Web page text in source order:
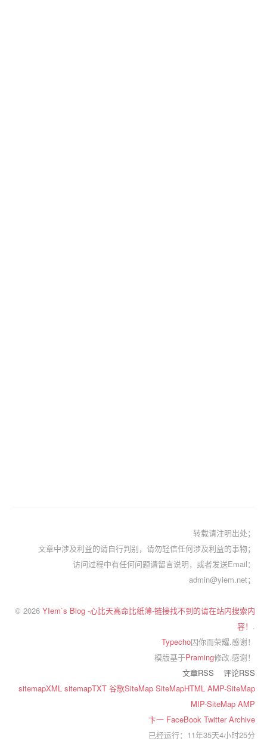
转载请注明出处；
文章中涉及利益的请自行判别，请勿轻信任何涉及利益的事物；
访问过程中有任何问题请留言说明，或者发送Email：
admin@yiem.net；
© 2026 YIem`s Blog -心比天高命比纸薄-链接找不到的请在站内搜索内
容！ .
Typecho因你而荣耀.感谢！
模版基于Praming修改.感谢！
文章RSS
评论RSS
sitemapXML sitemapTXT 谷歌SiteMap SiteMapHTML AMP-SiteMap
MIP-SiteMap AMP
卞一 FaceBook TwitterArchive
已经运行：11年35天4小时25分